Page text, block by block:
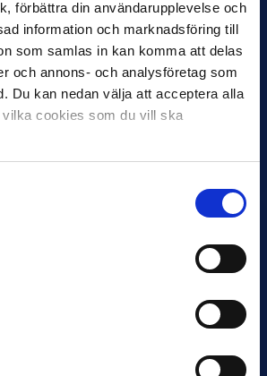
förbättra din användarupplevelse och
information och marknadsföring till
som samlas in kan komma att delas
och annons- och analysföretag som
Du kan nedan välja att acceptera alla
cookies som du vill ska
Spelare & Tränare i
sätta tonen i Allsvenskan med sin
Det avspeglas även i nomineringarna
meddelade IFK Göteborg att